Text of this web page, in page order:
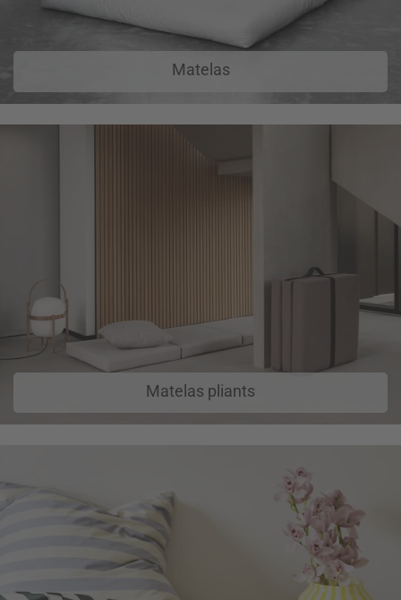
Matelas
Matelas pliants